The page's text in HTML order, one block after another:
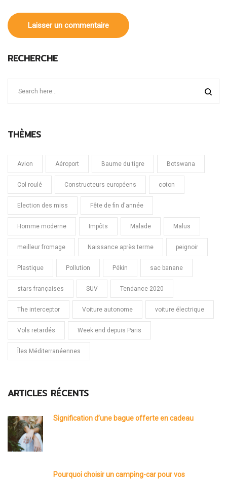
RECHERCHE
THÈMES
Avion Aéroport Baume du tigre Botswana
Col roulé Constructeurs européens coton
Election des miss Fête de fin d'année
Homme moderne Impôts Malade Malus
meilleur fromage Naissance après terme peignoir
Plastique Pollution Pékin sac banane
stars françaises SUV Tendance 2020
The interceptor Voiture autonome voiture électrique
Vols retardés Week end depuis Paris
Îles Méditerranéennes
ARTICLES RÉCENTS
Signification d’une bague offerte en cadeau
Pourquoi choisir un camping-car pour vos